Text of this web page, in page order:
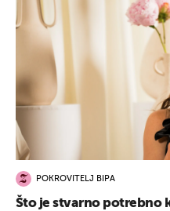
POKROVITELJ BIPA
Što je stvarno potrebno